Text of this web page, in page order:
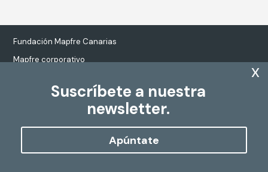
Suscríbete a nuestra
newsletter.
Apúntate
x
Fundación Mapfre Canarias
Mapfre corporativo
Tratamiento de datos personales
Política de Cookies